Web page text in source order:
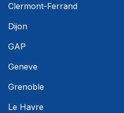
Clermont-Ferrand
Dijon
GAP
Geneve
Grenoble
Le Havre